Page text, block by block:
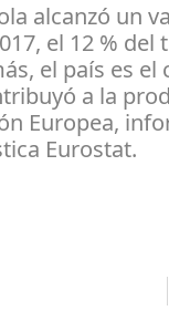
alcanzó un
el 12 % del
el país es el
a la
Europea,
Eurostat.